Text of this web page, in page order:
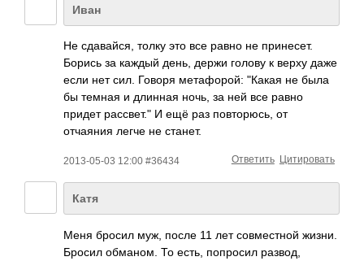
Иван
Не сдавайся, толку это все равно не принесет.
Борись за каждый день, держи голову к верху даже
если нет сил. Говоря метафорой: "Какая не была
бы темная и длинная ночь, за ней все равно
придет рассвет." И ещё раз повторюсь, от
отчаяния легче не станет.
2013-05-03 12:00 #36434 Цитировать
Ответить
Катя
Меня бросил муж, после 11 лет совместной жизни.
Бросил обманом. То есть, попросил развод,